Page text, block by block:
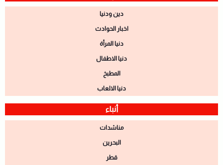
دين ودنيا
اخبار الحوادث
دنيا المرأة
دنيا الاطفال
المطبخ
دنيا الالعاب
أنباء
مناشدات
البحرين
قطر